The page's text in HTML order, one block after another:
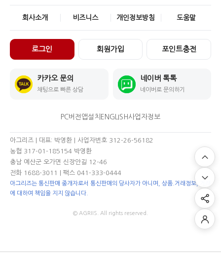
회사소개 비즈니스 개인정보방침 도움말
로그인 회원가입 포인트충전
카카오 문의
채팅으로 빠른 상담
네이버 톡톡
네이버로 문의하기
PC버전 앱설치 ENGLISH사업자정보
아그리즈 | 대표: 박영환 | 사업자번호 312-26-56182
농협 317-01-185154 박영환
충남 예산군 오가면 신장안길 12-46
전화 1688-3011
| 팩스 041-333-0444
아그리즈는 통신판매 중개자로서 통신판매의 당사자가 아니며, 상품.거래정보, 거래
에 대하여 책임을 지지 않습니다.
© AGRIIS. All rights reserved.